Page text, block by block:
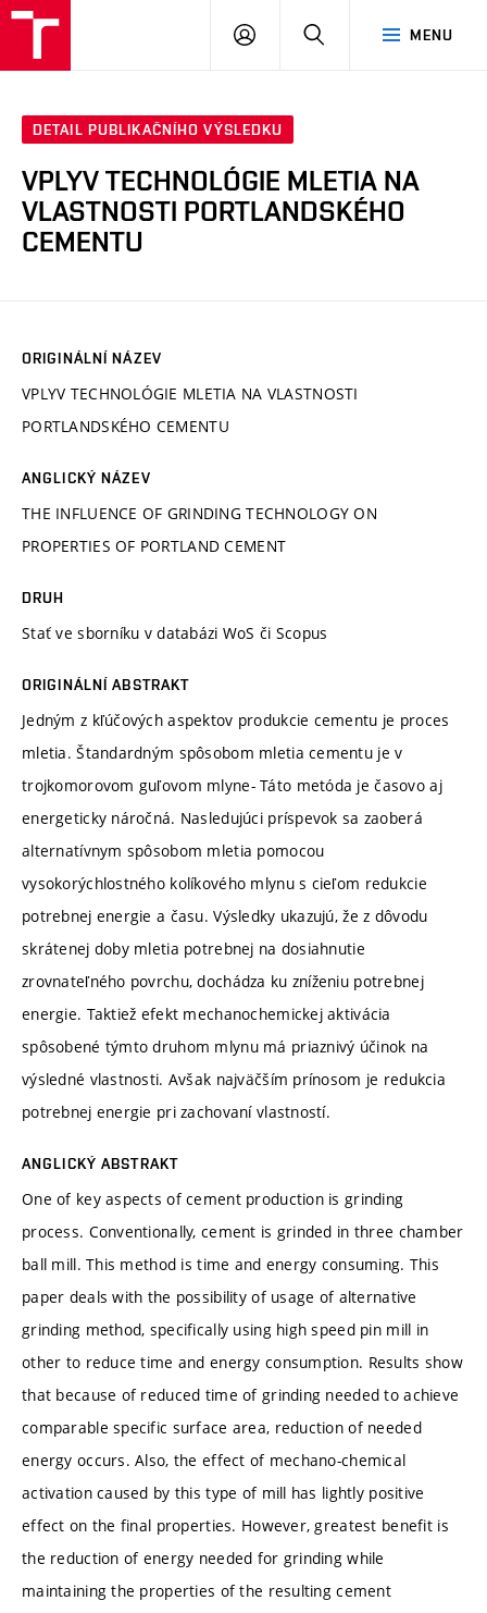
MENU
PŘIHLÁSIT
DETAIL PUBLIKAČNÍHO VÝSLEDKU
VPLYV TECHNOLÓGIE MLETIA NA
VLASTNOSTI PORTLANDSKÉHO
CEMENTU
ORIGINÁLNÍ NÁZEV
VPLYV TECHNOLÓGIE MLETIA NA VLASTNOSTI
PORTLANDSKÉHO CEMENTU
ANGLICKÝ NÁZEV
THE INFLUENCE OF GRINDING TECHNOLOGY ON
PROPERTIES OF PORTLAND CEMENT
DRUH
Stať ve sborníku v databázi WoS či Scopus
ORIGINÁLNÍ ABSTRAKT
Jedným z kľúčových aspektov produkcie cementu je proces
mletia. Štandardným spôsobom mletia cementu je v
trojkomorovom guľovom mlyne- Táto metóda je časovo aj
energeticky náročná. Nasledujúci príspevok sa zaoberá
alternatívnym spôsobom mletia pomocou
vysokorýchlostného kolíkového mlynu s cieľom redukcie
potrebnej energie a času. Výsledky ukazujú, že z dôvodu
skrátenej doby mletia potrebnej na dosiahnutie
zrovnateľného povrchu, dochádza ku zníženiu potrebnej
energie. Taktiež efekt mechanochemickej aktivácia
spôsobené týmto druhom mlynu má priaznivý účinok na
výsledné vlastnosti. Avšak najväčším prínosom je redukcia
potrebnej energie pri zachovaní vlastností.
ANGLICKÝ ABSTRAKT
One of key aspects of cement production is grinding
process. Conventionally, cement is grinded in three chamber
ball mill. This method is time and energy consuming. This
paper deals with the possibility of usage of alternative
grinding method, specifically using high speed pin mill in
other to reduce time and energy consumption. Results show
that because of reduced time of grinding needed to achieve
comparable specific surface area, reduction of needed
energy occurs. Also, the effect of mechano-chemical
activation caused by this type of mill has lightly positive
effect on the final properties. However, greatest benefit is
the reduction of energy needed for grinding while
maintaining the properties of the resulting cement